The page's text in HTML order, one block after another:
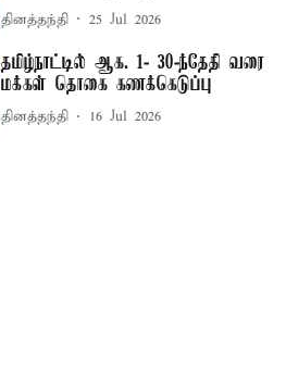
தினத்தந்தி 25 Jul 2026
தமிழ்நாட்டில் ஆக. 1- 30-ந்தேதி வரை
மக்கள் தொகை கணக்கெடுப்பு
தினத்தந்தி 16 Jul 2026